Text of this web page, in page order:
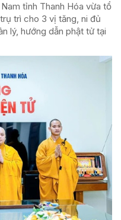
tỉnh Thanh Hóa vừa tổ
trì cho 3 vị tăng, ni đủ
lý, hướng dẫn phật tử tại